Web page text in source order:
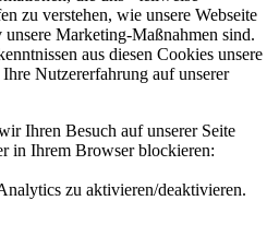
zu verstehen, wie unsere Webseite
Marketing-Maßnahmen sind.
aus diesen Cookies unsere
Nutzererfahrung auf unserer
Ihren Besuch auf unserer Seite
in Ihrem Browser blockieren:
zu aktivieren/deaktivieren.